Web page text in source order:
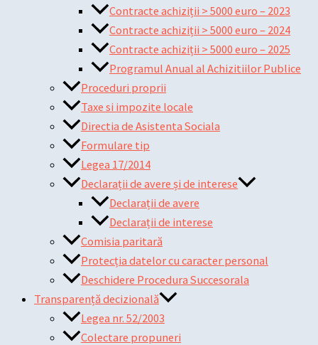
Contracte achiziții > 5000 euro – 2023
Contracte achiziții > 5000 euro – 2024
Contracte achiziții > 5000 euro – 2025
Programul Anual al Achizitiilor Publice
Proceduri proprii
Taxe si impozite locale
Directia de Asistenta Sociala
Formulare tip
Legea 17/2014
Declarații de avere și de interese
Declarații de avere
Declarații de interese
Comisia paritară
Protecția datelor cu caracter personal
Deschidere Procedura Succesorala
Transparență decizională
Legea nr. 52/2003
Colectare propuneri